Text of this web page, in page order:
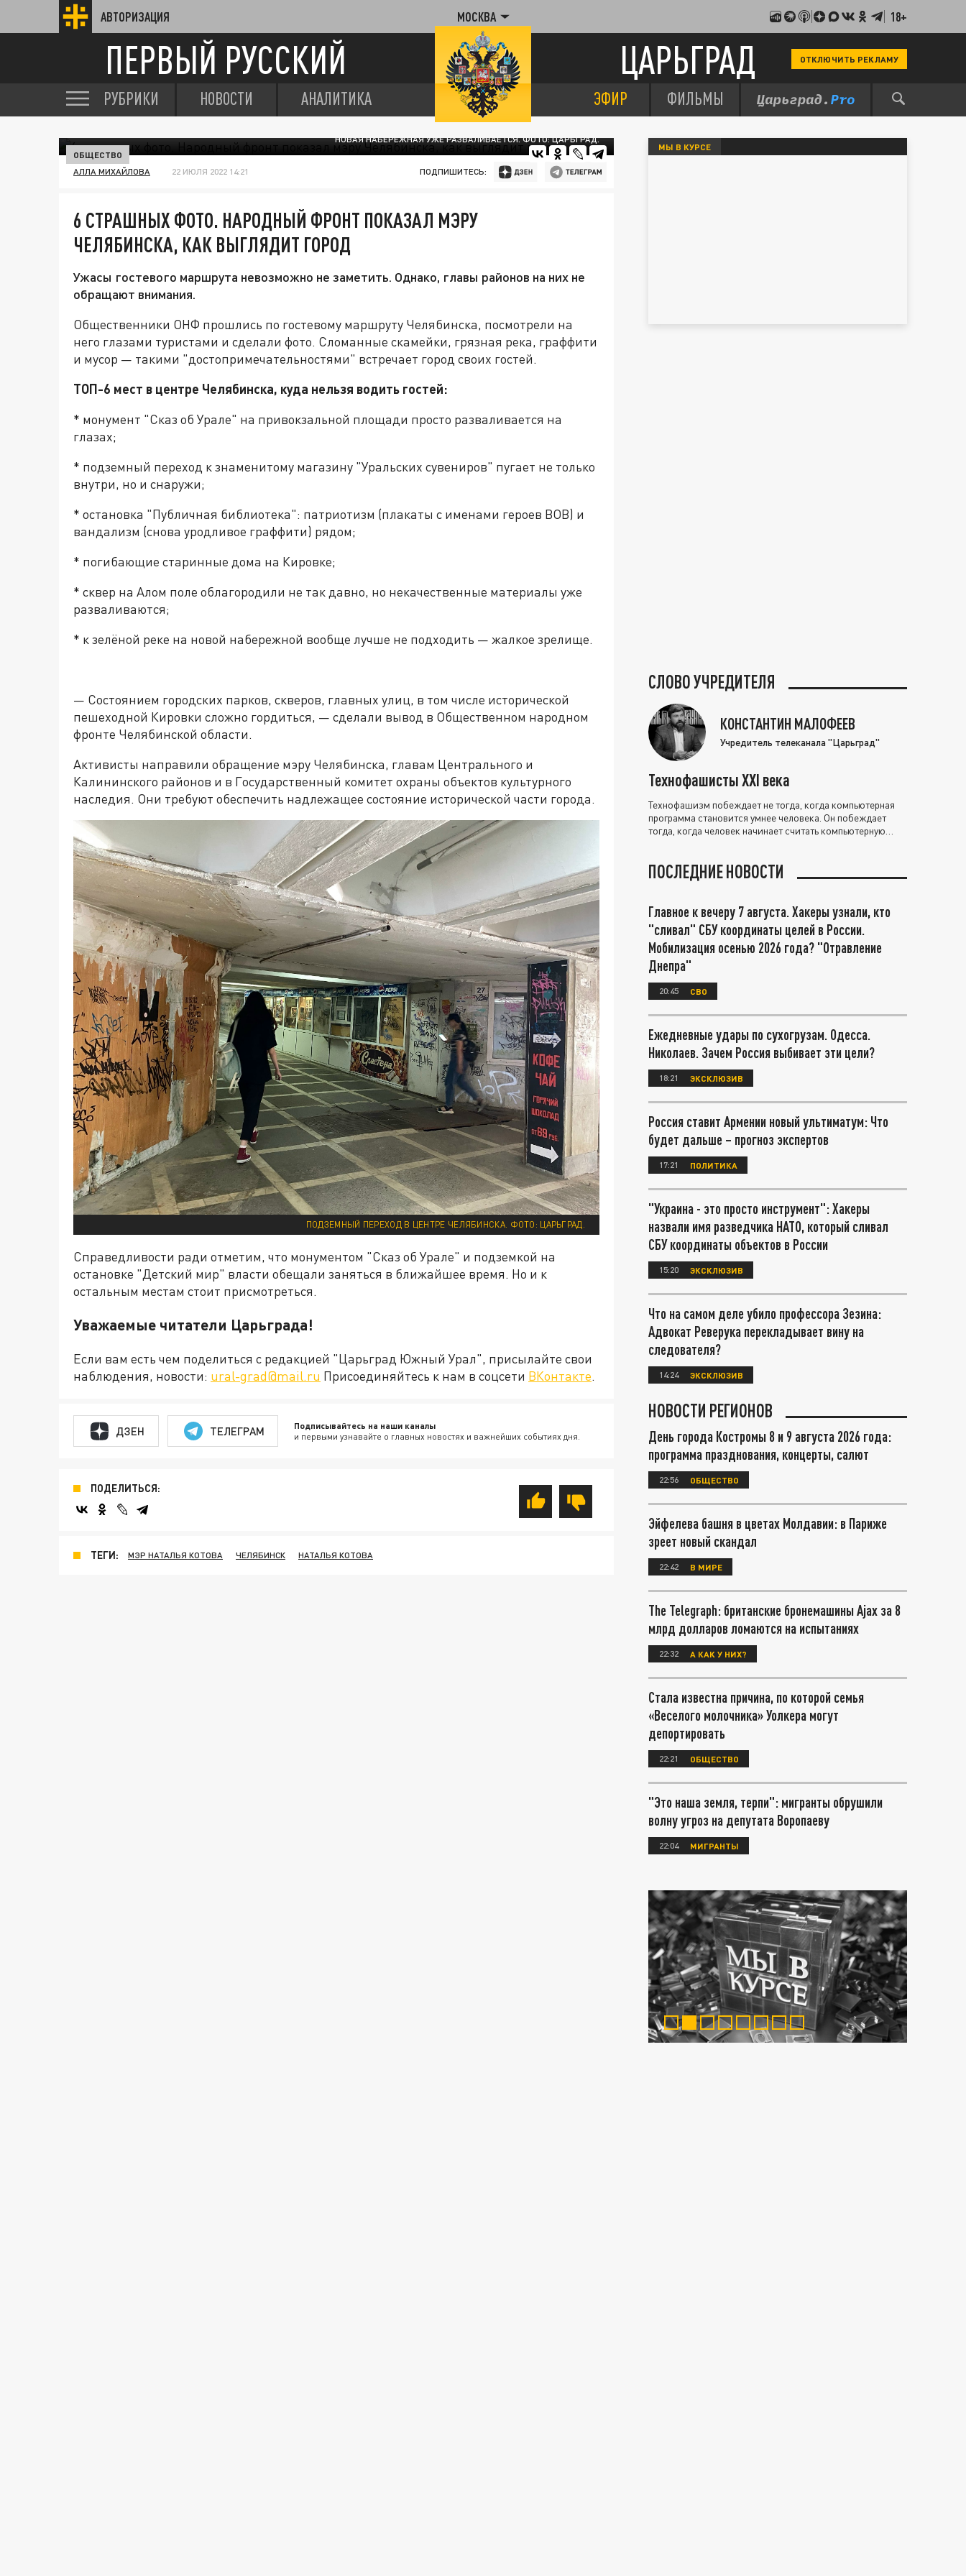
АВТОРИЗАЦИЯ МОСКВА 18+
ПЕРВЫЙ РУССКИЙ ЦАРЬГРАД ОТКЛЮЧИТЬ РЕКЛАМУ
РУБРИКИ НОВОСТИ АНАЛИТИКА ЭФИР ФИЛЬМЫ
НОВАЯ НАБЕРЕЖНАЯ УЖЕ РАЗВАЛИВАЕТСЯ. ФОТО: ЦАРЬГРАД.
ОБЩЕСТВО
АЛЛА МИХАЙЛОВА 22 ИЮЛЯ 2022 14:21 ПОДПИШИТЕСЬ:
6 СТРАШНЫХ ФОТО. НАРОДНЫЙ ФРОНТ ПОКАЗАЛ МЭРУ
ЧЕЛЯБИНСКА, КАК ВЫГЛЯДИТ ГОРОД
Ужасы гостевого маршрута невозможно не заметить. Однако, главы районов на них не
обращают внимания.
Общественники ОНФ прошлись по гостевому маршруту Челябинска, посмотрели на
него глазами туристами и сделали фото. Сломанные скамейки, грязная река, граффити
и мусор — такими "достопримечательностями" встречает город своих гостей.
ТОП-6 мест в центре Челябинска, куда нельзя водить гостей:
* монумент "Сказ об Урале" на привокзальной площади просто разваливается на
глазах;
* подземный переход к знаменитому магазину "Уральских сувениров" пугает не только
внутри, но и снаружи;
* остановка "Публичная библиотека": патриотизм (плакаты с именами героев ВОВ) и
вандализм (снова уродливое граффити) рядом;
* погибающие старинные дома на Кировке;
* сквер на Алом поле облагородили не так давно, но некачественные материалы уже
разваливаются;
* к зелёной реке на новой набережной вообще лучше не подходить — жалкое зрелище.
— Состоянием городских парков, скверов, главных улиц, в том числе исторической
пешеходной Кировки сложно гордиться, — сделали вывод в Общественном народном
фронте Челябинской области.
Активисты направили обращение мэру Челябинска, главам Центрального и
Калининского районов и в Государственный комитет охраны объектов культурного
наследия. Они требуют обеспечить надлежащее состояние исторической части города.
ПОДЗЕМНЫЙ ПЕРЕХОД В ЦЕНТРЕ ЧЕЛЯБИНСКА. ФОТО: ЦАРЬГРАД.
Справедливости ради отметим, что монументом "Сказ об Урале" и подземкой на
остановке "Детский мир" власти обещали заняться в ближайшее время. Но и к
остальным местам стоит присмотреться.
Уважаемые читатели Царьграда!
Если вам есть чем поделиться с редакцией "Царьград Южный Урал", присылайте свои
наблюдения, новости: ural-grad@mail.ru Присоединяйтесь к нам в соцсети ВКонтакте.
ДЗЕН ТЕЛЕГРАМ Подписывайтесь на наши каналы
и первыми узнавайте о главных новостях и важнейших событиях дня.
ПОДЕЛИТЬСЯ:
ТЕГИ: МЭР НАТАЛЬЯ КОТОВА ЧЕЛЯБИНСК НАТАЛЬЯ КОТОВА
МЫ В КУРСЕ
СЛОВО УЧРЕДИТЕЛЯ
КОНСТАНТИН МАЛОФЕЕВ
Учредитель телеканала "Царьград"
Технофашисты XXI века
Технофашизм побеждает не тогда, когда компьютерная
программа становится умнее человека. Он побеждает
тогда, когда человек начинает считать компьютерную
ПОСЛЕДНИЕ НОВОСТИ
Главное к вечеру 7 августа. Хакеры узнали, кто
"сливал" СБУ координаты целей в России.
Мобилизация осенью 2026 года? "Отравление
Днепра"
20:45 СВО
Ежедневные удары по сухогрузам. Одесса.
Николаев. Зачем Россия выбивает эти цели?
18:21 ЭКСКЛЮЗИВ
Россия ставит Армении новый ультиматум: Что
будет дальше – прогноз экспертов
17:21 ПОЛИТИКА
"Украина - это просто инструмент": Хакеры
назвали имя разведчика НАТО, который сливал
СБУ координаты объектов в России
15:20 ЭКСКЛЮЗИВ
Что на самом деле убило профессора Зезина:
Адвокат Реверука перекладывает вину на
следователя?
14:24 ЭКСКЛЮЗИВ
НОВОСТИ РЕГИОНОВ
День города Костромы 8 и 9 августа 2026 года:
программа празднования, концерты, салют
22:56 ОБЩЕСТВО
Эйфелева башня в цветах Молдавии: в Париже
зреет новый скандал
22:42 В МИРЕ
The Telegraph: британские бронемашины Ajax за 8
млрд долларов ломаются на испытаниях
22:32 А КАК У НИХ?
Стала известна причина, по которой семья
«Веселого молочника» Уолкера могут
депортировать
22:21 ОБЩЕСТВО
"Это наша земля, терпи": мигранты обрушили
волну угроз на депутата Воропаеву
22:04 МИГРАНТЫ